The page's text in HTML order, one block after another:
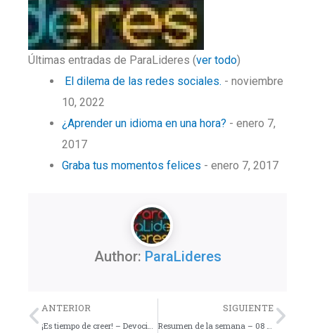
Últimas entradas de ParaLideres (ver todo)
El dilema de las redes sociales. - noviembre
10, 2022
¿Aprender un idioma en una hora? - enero 7,
2017
Graba tus momentos felices - enero 7, 2017
Author: ParaLideres
Previo
ANTERIOR
¡Es tiempo de creer! – Devocional
SIGUIENTE
Resumen de la semana – 08 al 13 de Octubre